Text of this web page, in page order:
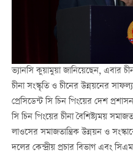
ভ্যানসি কুয়ামুয়া জানিয়েছেন, এবার
চীনা সংস্কৃতি ও চীনের উন্নয়নের
প্রেসিডেন্ট সি চিন পিংয়ের দেশ
সি চিন পিংয়ের চীনা বৈশিষ্ট্যময়
লাওসের সমাজতান্ত্রিক উন্নয়ন ও
দলের কেন্দ্রীয় প্রচার বিভাগ এবং